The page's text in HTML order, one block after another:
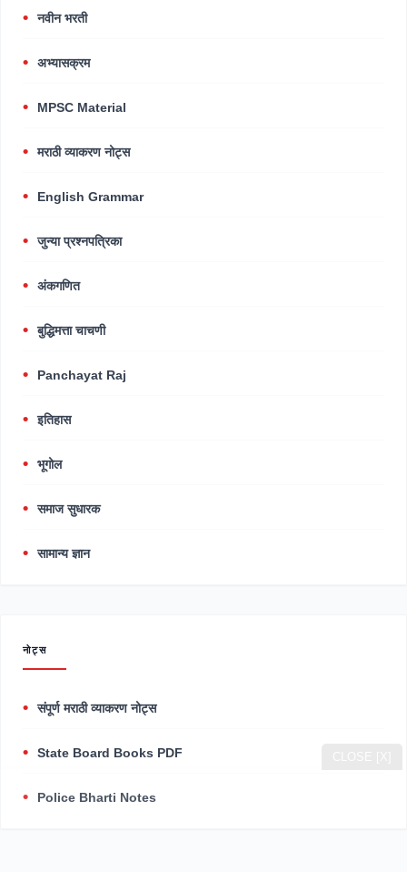
नवीन भरती
अभ्यासक्रम
MPSC Material
मराठी व्याकरण नोट्स
English Grammar
जुन्या प्रश्नपत्रिका
अंकगणित
बुद्धिमत्ता चाचणी
Panchayat Raj
इतिहास
भूगोल
समाज सुधारक
सामान्य ज्ञान
नोट्स
संपूर्ण मराठी व्याकरण नोट्स
State Board Books PDF
Police Bharti Notes